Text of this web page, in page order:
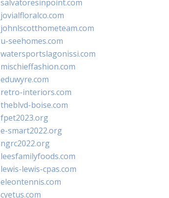
salvatoresinpoint.com
jovialfloralco.com
johnlscotthometeam.com
u-seehomes.com
watersportslagonissi.com
mischieffashion.com
eduwyre.com
retro-interiors.com
theblvd-boise.com
fpet2023.org
e-smart2022.org
ngrc2022.org
leesfamilyfoods.com
lewis-lewis-cpas.com
eleontennis.com
cyetus.com